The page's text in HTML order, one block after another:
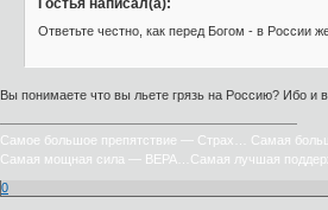
Ответьте честно, как перед Богом - в России
Вы понимаете что вы льете грязь на Россию? Ибо и
Самое большое препятствие — Страх… Самая
Самая мощная сила — ВЕРА…Самая лучшая
0